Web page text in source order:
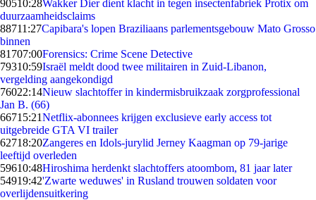
90510:28Wakker Dier dient klacht in tegen insectenfabriek Protix om
duurzaamheidsclaims
88711:27Capibara's lopen Braziliaans parlementsgebouw Mato Grosso
binnen
81707:00Forensics: Crime Scene Detective
79310:59Israël meldt dood twee militairen in Zuid-Libanon,
vergelding aangekondigd
76022:14Nieuw slachtoffer in kindermisbruikzaak zorgprofessional
Jan B. (66)
66715:21Netflix-abonnees krijgen exclusieve early access tot
uitgebreide GTA VI trailer
62718:20Zangeres en Idols-jurylid Jerney Kaagman op 79-jarige
leeftijd overleden
59610:48Hiroshima herdenkt slachtoffers atoombom, 81 jaar later
54919:42'Zwarte weduwes' in Rusland trouwen soldaten voor
overlijdensuitkering